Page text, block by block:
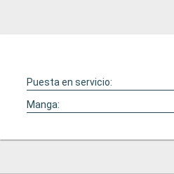
Puesta en servicio:
Manga: